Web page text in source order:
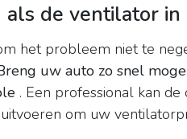
de ventilator
het probleem niet te
uw auto zo snel
. Een professional kan
om uw